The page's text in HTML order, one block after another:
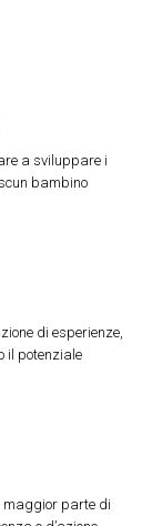
a sviluppare i
bambino
di esperienze,
il potenziale
maggior parte di